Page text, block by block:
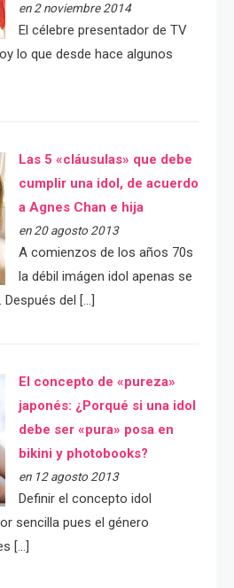
en 2 noviembre 2014
El célebre presentador de TV
lo que desde hace algunos
Las 5 «cláusulas» que debe
cumplir una idol, de acuerdo
a Agnes Chan e hija
en 20 agosto 2013
A comienzos de los años 70s
la débil imágen idol apenas se
del […]
El concepto de «pureza»
japonés: ¿Porqué si una idol
debe ser «pura» posa en
bikini y photobooks?
en 12 agosto 2013
Definir el concepto idol
sencilla pues el género
[…]